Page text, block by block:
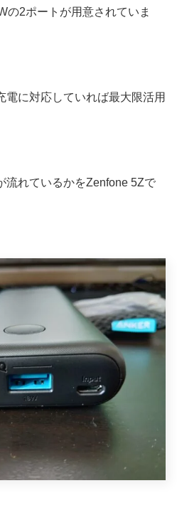
の2ポートが用意されていま
電に対応していれば最大限活用
流れているかをZenfone 5Zで